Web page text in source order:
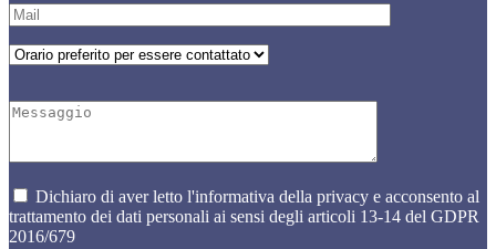
Dichiaro di aver letto l'informativa della privacy e acconsento al
trattamento dei dati personali ai sensi degli articoli 13-14 del GDPR
2016/679